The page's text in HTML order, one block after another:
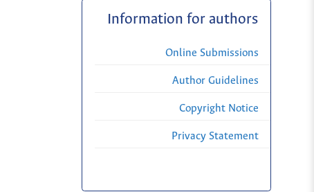
Information for authors
Online Submissions
Author Guidelines
Copyright Notice
Privacy Statement